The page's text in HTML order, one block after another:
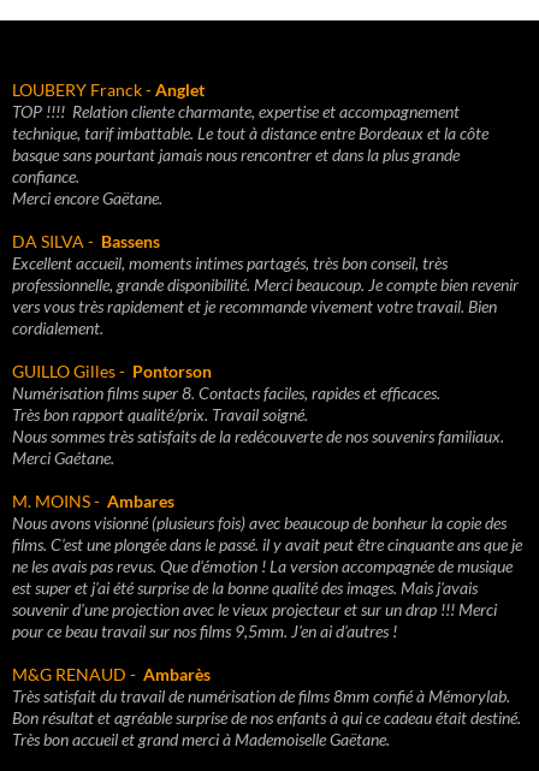
LOUBERY Franck -Anglet
TOP !!!! Relation cliente charmante, expertise et accompagnement
technique, tarif imbattable. Le tout à distance entre Bordeaux et la côte
basque sans pourtant jamais nous rencontrer et dans la plus grande
confiance.
Merci encore Gaëtane.
DA SILVA - Bassens
Excellent accueil, moments intimes partagés, très bon conseil, très
professionnelle, grande disponibilité. Merci beaucoup. Je compte bien revenir
vers vous très rapidement et je recommande vivement votre travail. Bien
cordialement.
GUILLO Gilles - Pontorson
Numérisation films super 8. Contacts faciles, rapides et efficaces.
Très bon rapport qualité/prix. Travail soigné.
Nous sommes très satisfaits de la redécouverte de nos souvenirs familiaux.
Merci Gaétane.
M. MOINS - Ambares
Nous avons visionné (plusieurs fois) avec beaucoup de bonheur la copie des
films. C'est une plongée dans le passé. il y avait peut être cinquante ans que je
ne les avais pas revus. Que d'émotion ! La version accompagnée de musique
est super et j'ai été surprise de la bonne qualité des images. Mais j'avais
souvenir d'une projection avec le vieux projecteur et sur un drap !!! Merci
pour ce beau travail sur nos films 9,5mm. J'en ai d'autres !
M&G RENAUD - Ambarès
Très satisfait du travail de numérisation de films 8mm confié à Mémorylab.
Bon résultat et agréable surprise de nos enfants à qui ce cadeau était destiné.
Très bon accueil et grand merci à Mademoiselle Gaëtane.